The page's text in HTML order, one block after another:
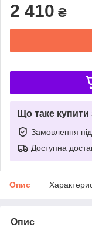
2 410 ₴
Що таке
Замовлення
Доступна
Опис
Опис